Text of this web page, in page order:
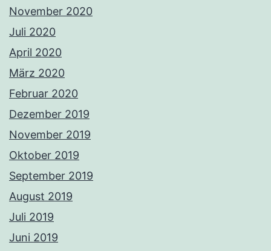
November 2020
Juli 2020
April 2020
März 2020
Februar 2020
Dezember 2019
November 2019
Oktober 2019
September 2019
August 2019
Juli 2019
Juni 2019